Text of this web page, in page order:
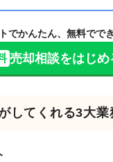
でかんたん、無料でで
売却相談をはじめ
してくれる3大業